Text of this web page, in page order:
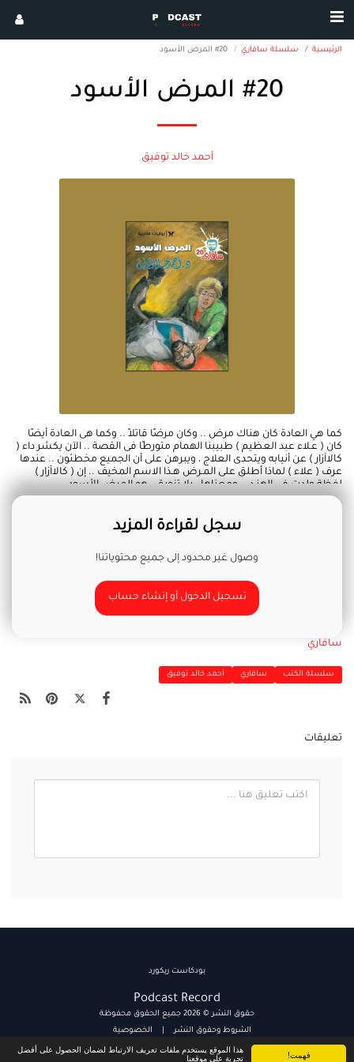
فهمت! هذا الموقع يستخدم ملفات تعريف الارتباط لضمان الحصول على أفضل
تجربة على موقعنا
الرئيسية سلسلة سافاري #20 المرض الأسود
#20 المرض الأسود
أحمد خالد توفيق
كما هي العادة كان هناك مرض .. وكان مرضًا قاتلاً .. وكما هى العادة أيضًا
كان ( عـلاء عبد العظيم ) طبيبنا الهمام متورطًا فى القصة .. الآن يكشر داء (
كالاآزار ) عن أنيابه ويتحدى العلاج ، ويبرهن على أن الجميع مخطئون .. عندها
عرف ( علاء ) لماذا أطلق على المـرض هـذا الاسم المخيف .. إن ( كالاآزار )
لفظة ولدت في الهنـد .. ومعناها ــ بلا تزويق ــ هو المرض الأسود ..
سجل لقراءة المزيد
وصول غير محدود إلى جميع محتوياتنا!
تسجيل الدخول أو إنشاء حساب
سافاري
سلسلة الكتب سافاري أحمد خالد توفيق
تعليقات
Podcast Record
حقوق النشر © 2026 جميع الحقوق محفوظة
الشروط وحقوق النشر
الخصوصية
بودكاست ريكورد